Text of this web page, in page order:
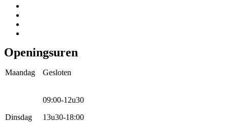
Openingsuren
Maandag Gesloten
Dinsdag
09:00-12u30
13u30-18:00